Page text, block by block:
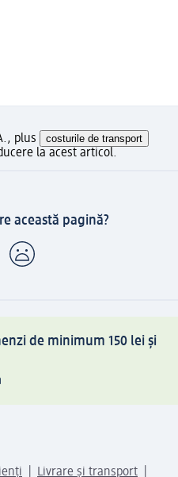
plus costurile de transport
la acest articol.
această pagină?
de minimum 150 lei și
Livrare și transport